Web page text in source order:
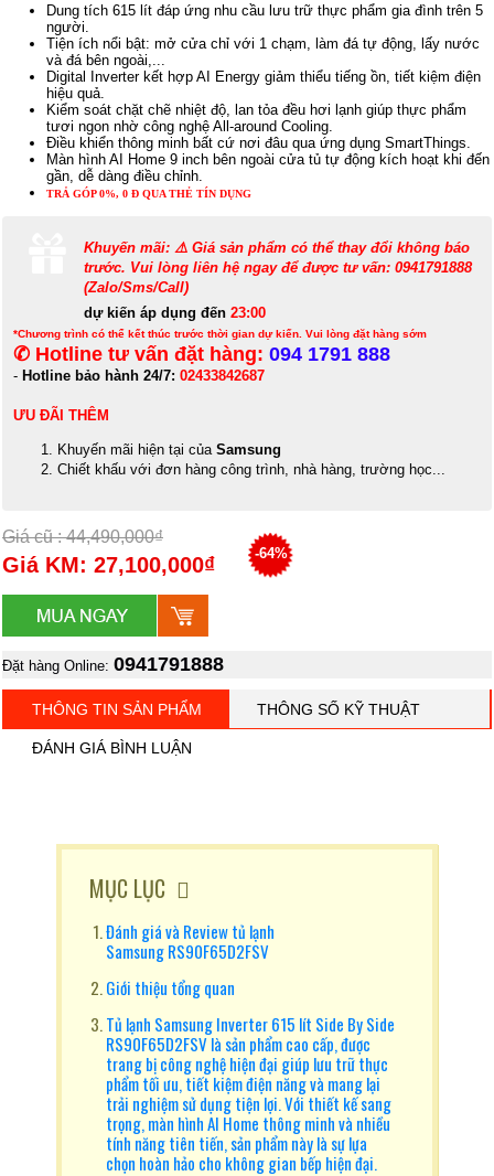
Dung tích 615 lít đáp ứng nhu cầu lưu trữ thực phẩm gia đình trên 5
người.
Tiện ích nổi bật: mở cửa chỉ với 1 chạm, làm đá tự động, lấy nước
và đá bên ngoài,...
Digital Inverter kết hợp AI Energy giảm thiểu tiếng ồn, tiết kiệm điện
hiệu quả.
Kiểm soát chặt chẽ nhiệt độ, lan tỏa đều hơi lạnh giúp thực phẩm
tươi ngon nhờ công nghệ All-around Cooling.
Điều khiển thông minh bất cứ nơi đâu qua ứng dụng SmartThings.
Màn hình AI Home 9 inch bên ngoài cửa tủ tự động kích hoạt khi đến
gần, dễ dàng điều chỉnh.
TRẢ GÓP 0%, 0 Đ QUA THẺ TÍN DỤNG
Khuyến mãi: ⚠️ Giá sản phẩm có thể thay đổi không báo
trước. Vui lòng liên hệ ngay để được tư vấn: 0941791888
(Zalo/Sms/Call)
dự kiến áp dụng đến 23:00
*Chương trình có thể kết thúc trước thời gian dự kiến. Vui lòng đặt hàng sớm
✆ Hotline tư vấn đặt hàng: 094 1791 888
- Hotline bảo hành 24/7: 02433842687
ƯU ĐÃI THÊM
Khuyến mãi hiện tại của Samsung
Chiết khấu với đơn hàng công trình, nhà hàng, trường học...
Giá cũ : 44,490,000₫
Giá KM: 27,100,000₫ -64%
Đặt hàng Online: 0941791888
THÔNG TIN SẢN PHẨM THÔNG SỐ KỸ THUẬT
ĐÁNH GIÁ BÌNH LUẬN
MỤC LỤC
Đánh giá và Review tủ lạnh
Samsung RS90F65D2FSV
Giới thiệu tổng quan
Tủ lạnh Samsung Inverter 615 lít Side By Side
RS90F65D2FSV là sản phẩm cao cấp, được
trang bị công nghệ hiện đại giúp lưu trữ thực
phẩm tối ưu, tiết kiệm điện năng và mang lại
trải nghiệm sử dụng tiện lợi. Với thiết kế sang
trọng, màn hình AI Home thông minh và nhiều
tính năng tiên tiến, sản phẩm này là sự lựa
chọn hoàn hảo cho không gian bếp hiện đại.